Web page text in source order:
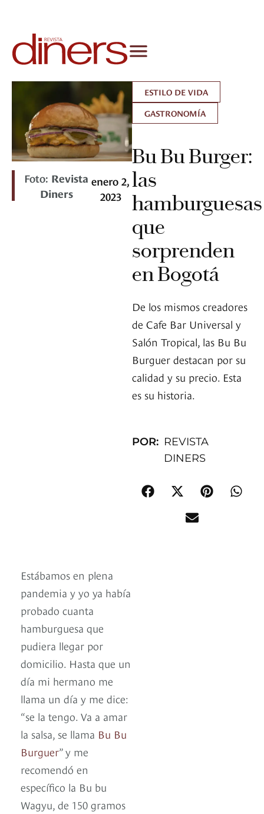
Foto: Revista
Diners
enero 2,
2023
ESTILO DE VIDA
GASTRONOMÍA
Bu Bu Burger:
las
hamburguesas
que
sorprenden
en Bogotá
De los mismos creadores
de Cafe Bar Universal y
Salón Tropical, las Bu Bu
Burguer destacan por su
calidad y su precio. Esta
es su historia.
POR: REVISTA
DINERS
Estábamos en plena
pandemia y yo ya había
probado cuanta
hamburguesa que
pudiera llegar por
domicilio. Hasta que un
día mi hermano me
llama un día y me dice:
“se la tengo. Va a amar
la salsa, se llama Bu Bu
Burguer” y me
recomendó en
específico la Bu bu
Wagyu, de 150 gramos